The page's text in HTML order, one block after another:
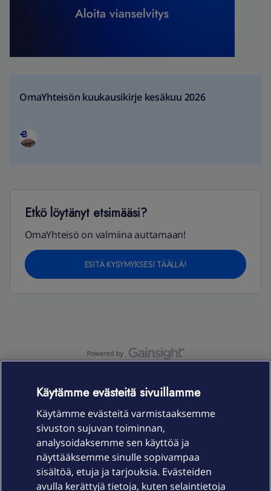
OmaYhteisön kuukausikirje kesäkuu 2026
Etkö löytänyt etsimääsi?
OmaYhteisö on valmiina auttamaan!
ESITÄ KYSYMYKSESI TÄÄLLÄ!
Laitteet & liittymät
Palvelut
Käytämme evästeitä sivuillamme
Käytämme evästeitä varmistaaksemme
sivuston sujuvan toiminnan,
analysoidaksemme sen käyttöä ja
näyttääksemme sinulle sopivampaa
sisältöä, etuja ja tarjouksia. Evästeiden
avulla kerättyjä tietoja, kuten selaintietoja